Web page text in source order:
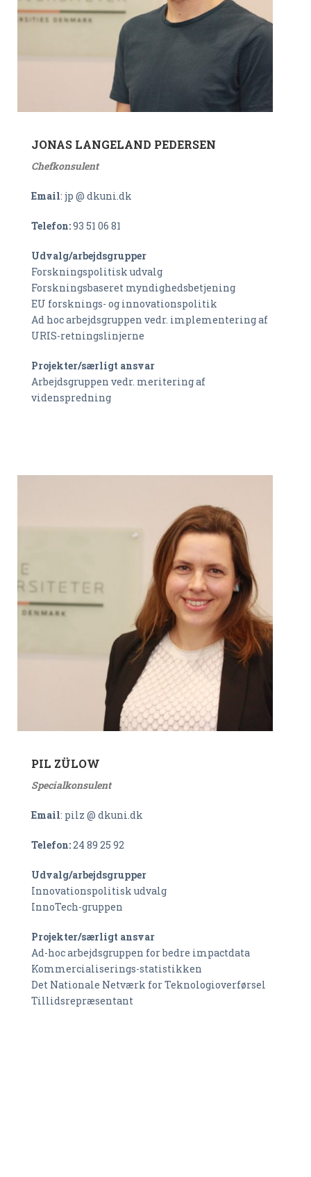
JONAS LANGELAND PEDERSEN
Chefkonsulent
Email: jp @ dkuni.dk
Telefon:93 51 06 81
Udvalg/arbejdsgrupper
Forskningspolitisk udvalg
Forskningsbaseret myndighedsbetjening
EU forsknings- og innovationspolitik
Ad hoc arbejdsgruppen vedr. implementering af
URIS-retningslinjerne
Projekter/særligt ansvar
Arbejdsgruppen vedr. meritering af
videnspredning
PIL ZÜLOW
Specialkonsulent
Email: pilz @ dkuni.dk
Telefon:24 89 25 92
Udvalg/arbejdsgrupper
Innovationspolitisk udvalg
InnoTech-gruppen
Projekter/særligt ansvar
Ad-hoc arbejdsgruppen for bedre impactdata
Kommercialiserings-statistikken
Det Nationale Netværk for Teknologioverførsel
Tillidsrepræsentant